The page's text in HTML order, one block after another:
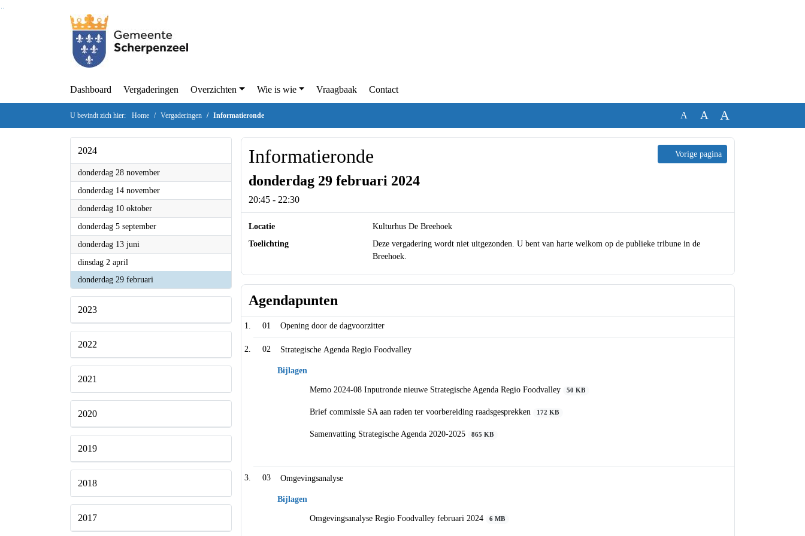
Ga naar de inhoud van deze pagina
Ga naar het zoeken
Dashboard Vergaderingen Overzichten Wie is wie Vraagbaak Contact
U bevindt zich hier: Home Vergaderingen Informatieronde A A A
2024
donderdag 28 november2024
donderdag 14 november2024
donderdag 10 oktober2024
donderdag 5 september2024
donderdag 13 juni
dinsdag 2 april
donderdag 29 februari
2023
2022
2021
2020
2019
2018
2017
Vorige pagina
Informatieronde
donderdag 29 februari 2024
20:45 - 22:30
Locatie
Kulturhus De Breehoek
Toelichting
Deze vergadering wordt niet uitgezonden. U bent van harte welkom op de publieke tribune in de
Breehoek.
Agendapunten
01 Opening door de dagvoorzitter
02 Strategische Agenda Regio Foodvalley
Bijlagen
Memo 2024-08 Inputronde nieuwe Strategische Agenda Regio Foodvalley 50 KB
Brief commissie SA aan raden ter voorbereiding raadsgesprekken 172 KB
Samenvatting Strategische Agenda 2020-2025 865 KB
03 Omgevingsanalyse
Bijlagen
Omgevingsanalyse Regio Foodvalley februari 2024 6 MB